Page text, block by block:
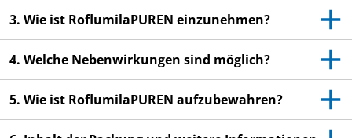
Packungsbeilage angegeben sind. Siehe Abschnitt
3. Wie ist RoflumilaPUREN einzunehmen?
4. Welche Nebenwirkungen sind möglich?
5. Wie ist RoflumilaPUREN aufzubewahren?